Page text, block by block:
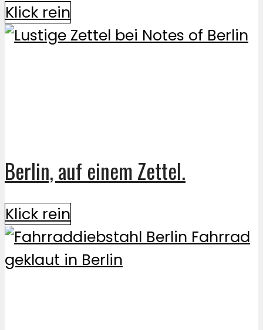
Klick rein
Berlin, auf einem Zettel.
Klick rein